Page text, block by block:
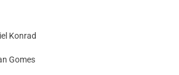
Konrad
Gomes